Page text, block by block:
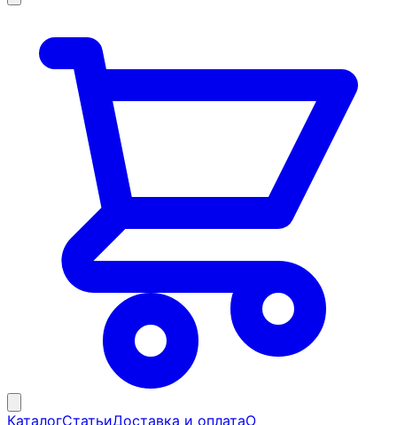
КаталогСтатьиДоставка и оплатаО